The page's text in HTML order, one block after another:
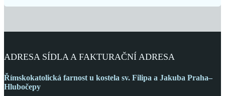
ADRESA SÍDLA A FAKTURAČNÍ ADRESA
Římskokatolická farnost u kostela sv. Filipa a Jakuba Praha–
Hlubočepy